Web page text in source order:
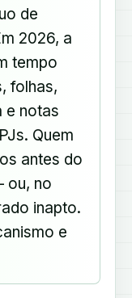
de
2026, a
tempo
folhas,
e notas
Quem
antes do
ou, no
inapto.
e